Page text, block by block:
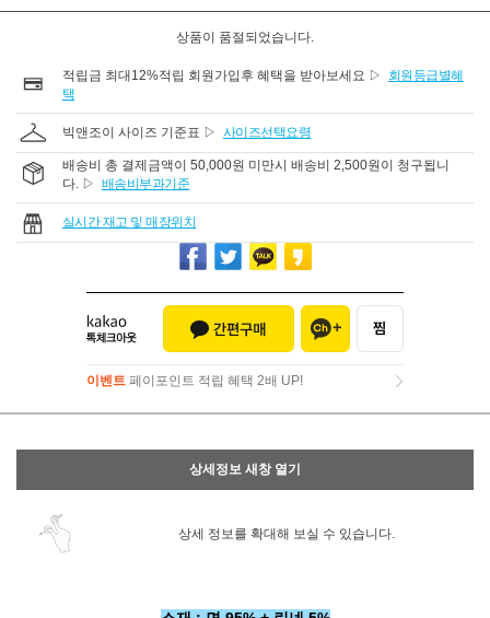
상품이 품절되었습니다.
적립금 최대12%적립 회원가입후 혜택을 받아보세요 ▷
회원등급별혜
택
빅앤조이 사이즈 기준표 ▷ 사이즈선택요령
배송비 총 결제금액이 50,000원 미만시 배송비 2,500원이 청구됩니
다. ▷ 배송비부과기준
실시간 재고 및 매장위치
이벤트 페이포인트 적립 혜택 2배 UP!
이벤트페이포인트 적립 혜택 2배 UP!
상세정보 새창 열기
상세 정보를 확대해 보실 수 있습니다.